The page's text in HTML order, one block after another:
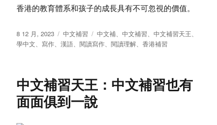
香港的教育體系和孩子的成長具有不可忽視的價值。
发
布
8 12 月, 2023
分
类
中文補習
标
签
中文補、中文補習、中文補習天王、
學中文、 寫作、漢語、閱讀寫作、閱讀理解、香港補習
中文補習天王：中文補習也有
面面俱到一說